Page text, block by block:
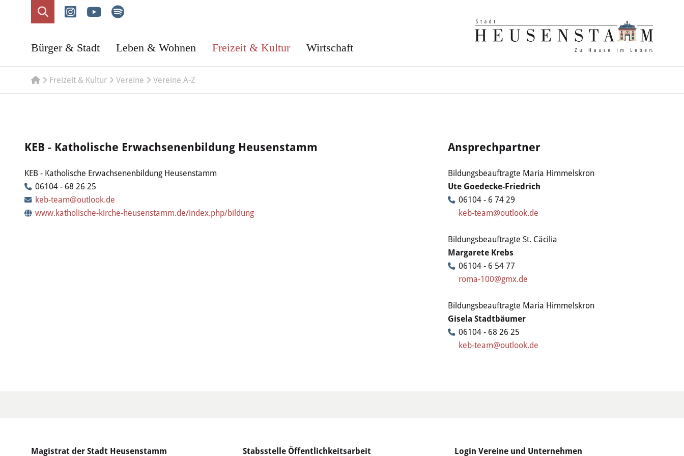
Bürger & Stadt Leben & Wohnen Freizeit & Kultur Wirtschaft
Freizeit & Kultur Vereine Vereine A-Z
KEB - Katholische Erwachsenenbildung Heusenstamm
KEB - Katholische Erwachsenenbildung Heusenstamm
06104 - 68 26 25
keb-team@outlook.de
www.katholische-kirche-heusenstamm.de/index.php/bildung
Ansprechpartner
Bildungsbeauftragte Maria Himmelskron
Ute Goedecke-Friedrich
06104 - 6 74 29
keb-team@outlook.de
Bildungsbeauftragte St. Cäcilia
Margarete Krebs
06104 - 6 54 77
roma-100@gmx.de
Bildungsbeauftragte Maria Himmelskron
Gisela Stadtbäumer
06104 - 68 26 25
keb-team@outlook.de
Magistrat der Stadt Heusenstamm Stabsstelle Öffentlichkeitsarbeit Login Vereine und Unternehmen